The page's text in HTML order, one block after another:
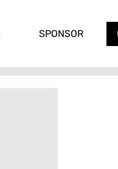
SPONSOR